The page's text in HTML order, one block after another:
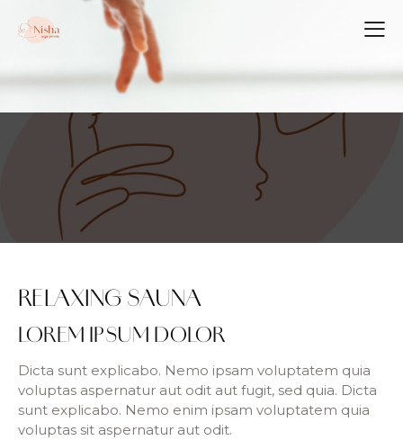
RELAXING SAUNA
LOREM IPSUM DOLOR
Dicta sunt explicabo. Nemo ipsam voluptatem quia
voluptas aspernatur aut odit aut fugit, sed quia. Dicta
sunt explicabo. Nemo enim ipsam voluptatem quia
voluptas sit aspernatur aut odit.